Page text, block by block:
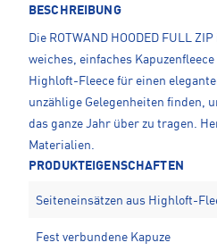
BESCHREIBUNG
Die ROTWAND HOODED FULL
weiches, einfaches
Highloft-Fleece für einen
unzählige Gelegenheiten finden,
das ganze Jahr über zu tragen.
Materialien.
PRODUKTEIGENSCHAFTEN
Seiteneinsätzen aus Highloft-
Fest verbundene Kapuze